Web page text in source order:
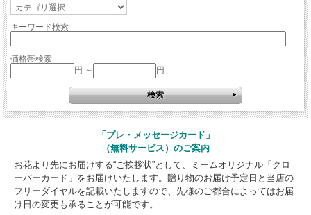
キーワード検索
価格帯検索
円 ～
円
「プレ・メッセージカード」
（無料サービス）のご案内
お花より先にお届けする“ご挨拶状”として、ミームオリジナル「クロ
ーバーカード」をお届けいたします。贈り物のお届け予定日と当店の
フリーダイヤルを記載いたしますので、先様のご都合によってはお届
け日の変更も承ることが可能です。